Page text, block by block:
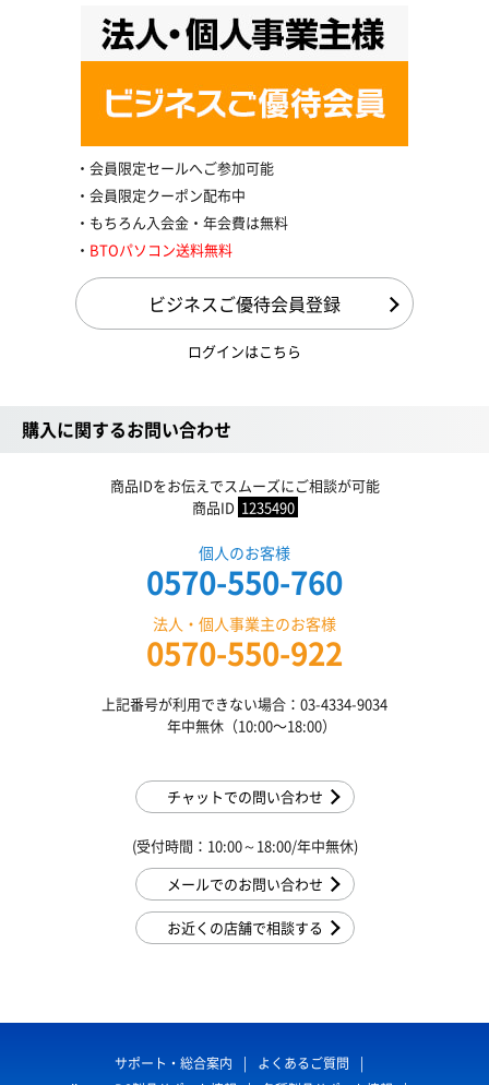
会員限定セールへご参加可能
会員限定クーポン配布中
もちろん入会金・年会費は無料
BTOパソコン送料無料
ビジネスご優待会員登録
ログインはこちら
購入に関するお問い合わせ
商品IDをお伝えでスムーズにご相談が可能
商品ID 1235490
個人のお客様
0570-550-760
法人・個人事業主のお客様
0570-550-922
上記番号が利用できない場合：03-4334-9034
年中無休（10:00〜18:00）
チャットでの問い合わせ
(受付時間：10:00～18:00/年中無休)
メールでのお問い合わせ
お近くの店舗で相談する
サポート・総合案内
よくあるご質問